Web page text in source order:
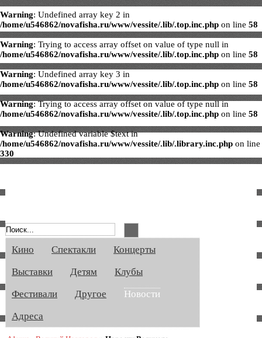
Warning: Undefined array key 2 in
/home/u546862/novafisha.ru/www/vessite/.lib/.top.inc.php on line 58
Warning: Trying to access array offset on value of type null in
/home/u546862/novafisha.ru/www/vessite/.lib/.top.inc.php on line 58
Warning: Undefined array key 3 in
/home/u546862/novafisha.ru/www/vessite/.lib/.top.inc.php on line 58
Warning: Trying to access array offset on value of type null in
/home/u546862/novafisha.ru/www/vessite/.lib/.top.inc.php on line 58
Warning: Undefined variable $text in
/home/u546862/novafisha.ru/www/vessite/.lib/.library.inc.php on line
330
Кино Спектакли
Концерты
Выставки
Детям
Клубы
Фестивали
Другое
Новости
Адреса